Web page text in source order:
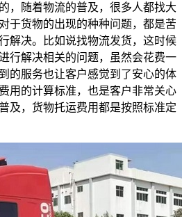
，随着物流的普及，很多人都找大
于货物的出现的种种问题，都是苦
解决。比如说找物流发货，这时候
行解决相关的问题，虽然会花费一
的服务也让客户感觉到了安心的体
用的计算标准，也是客户非常关心
及，货物托运费用都是按照标准定